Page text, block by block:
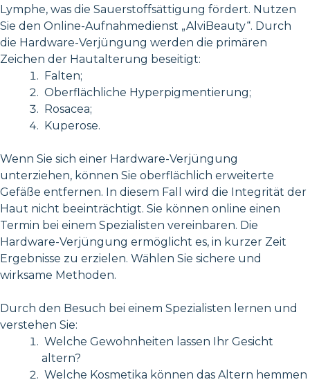
Lymphe, was die Sauerstoffsättigung fördert. Nutzen
Sie den Online-Aufnahmedienst „AlviBeauty“. Durch
die Hardware-Verjüngung werden die primären
Zeichen der Hautalterung beseitigt:
Falten;
Oberflächliche Hyperpigmentierung;
Rosacea;
Kuperose.
Wenn Sie sich einer Hardware-Verjüngung
unterziehen, können Sie oberflächlich erweiterte
Gefäße entfernen. In diesem Fall wird die Integrität der
Haut nicht beeinträchtigt. Sie können online einen
Termin bei einem Spezialisten vereinbaren. Die
Hardware-Verjüngung ermöglicht es, in kurzer Zeit
Ergebnisse zu erzielen. Wählen Sie sichere und
wirksame Methoden.
Durch den Besuch bei einem Spezialisten lernen und
verstehen Sie:
Welche Gewohnheiten lassen Ihr Gesicht
altern?
Welche Kosmetika können das Altern hemmen